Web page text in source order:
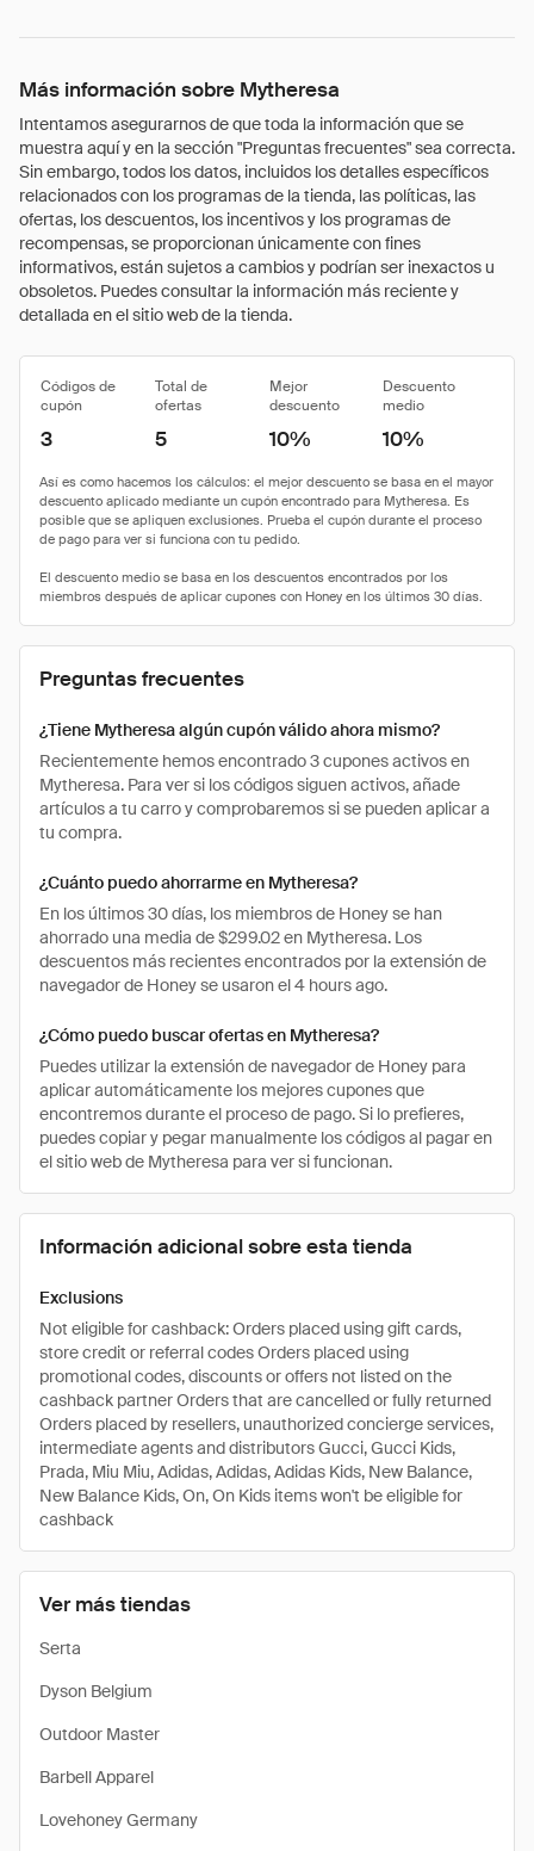
Más información sobre Mytheresa
Intentamos asegurarnos de que toda la información que se
muestra aquí y en la sección "Preguntas frecuentes" sea correcta.
Sin embargo, todos los datos, incluidos los detalles específicos
relacionados con los programas de la tienda, las políticas, las
ofertas, los descuentos, los incentivos y los programas de
recompensas, se proporcionan únicamente con fines
informativos, están sujetos a cambios y podrían ser inexactos u
obsoletos. Puedes consultar la información más reciente y
detallada en el sitio web de la tienda.
Ver más tiendas
Serta
Dyson Belgium
Outdoor Master
Barbell Apparel
Lovehoney Germany
Códigos de
cupón
Total de
ofertas
Mejor
descuento
Descuento
medio
3 5 10% 10%
Preguntas frecuentes
¿Tiene Mytheresa algún cupón válido ahora mismo?
Recientemente hemos encontrado 3 cupones activos en
Mytheresa. Para ver si los códigos siguen activos, añade
artículos a tu carro y comprobaremos si se pueden aplicar a
tu compra.
¿Cuánto puedo ahorrarme en Mytheresa?
En los últimos 30 días, los miembros de Honey se han
ahorrado una media de $299.02 en Mytheresa. Los
descuentos más recientes encontrados por la extensión de
navegador de Honey se usaron el 4 hours ago.
¿Cómo puedo buscar ofertas en Mytheresa?
Puedes utilizar la extensión de navegador de Honey para
aplicar automáticamente los mejores cupones que
encontremos durante el proceso de pago. Si lo prefieres,
puedes copiar y pegar manualmente los códigos al pagar en
el sitio web de Mytheresa para ver si funcionan.
Información adicional sobre esta tienda
Exclusions
Not eligible for cashback: Orders placed using gift cards,
store credit or referral codes Orders placed using
promotional codes, discounts or offers not listed on the
cashback partner Orders that are cancelled or fully returned
Orders placed by resellers, unauthorized concierge services,
intermediate agents and distributors Gucci, Gucci Kids,
Prada, Miu Miu, Adidas, Adidas, Adidas Kids, New Balance,
New Balance Kids, On, On Kids items won't be eligible for
cashback